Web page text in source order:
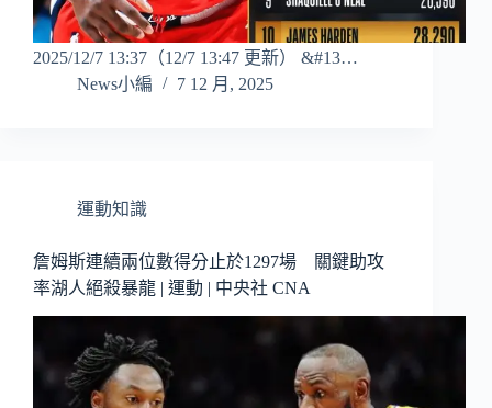
2025/12/7 13:37（12/7 13:47 更新） &#13…
News小編
7 12 月, 2025
運動知識
詹姆斯連續兩位數得分止於1297場 關鍵助攻
率湖人絕殺暴龍 | 運動 | 中央社 CNA